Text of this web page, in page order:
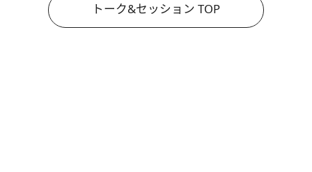
トーク&セッション TOP